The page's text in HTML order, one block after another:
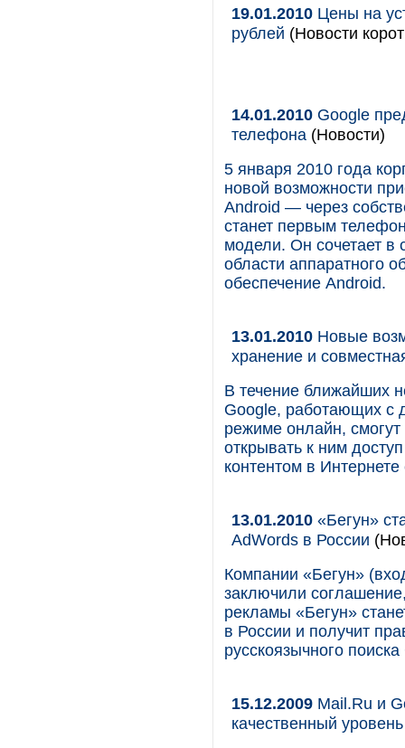
19.01.2010 Цены на
рублей (Новости
14.01.2010 Google
телефона (Новости)
5 января 2010 года
новой возможности
Android — через
станет первым
модели. Он сочетает в
области аппаратного
обеспечение Android.
13.01.2010 Новые
хранение и
В течение ближайших
Google, работающих с
режиме онлайн,
открывать к ним
контентом в
13.01.2010 «Бегун»
AdWords в России
Компании «Бегун»
заключили
рекламы «Бегун»
в России и получит
русскоязычного
15.12.2009 Mail.Ru и
качественный уровень